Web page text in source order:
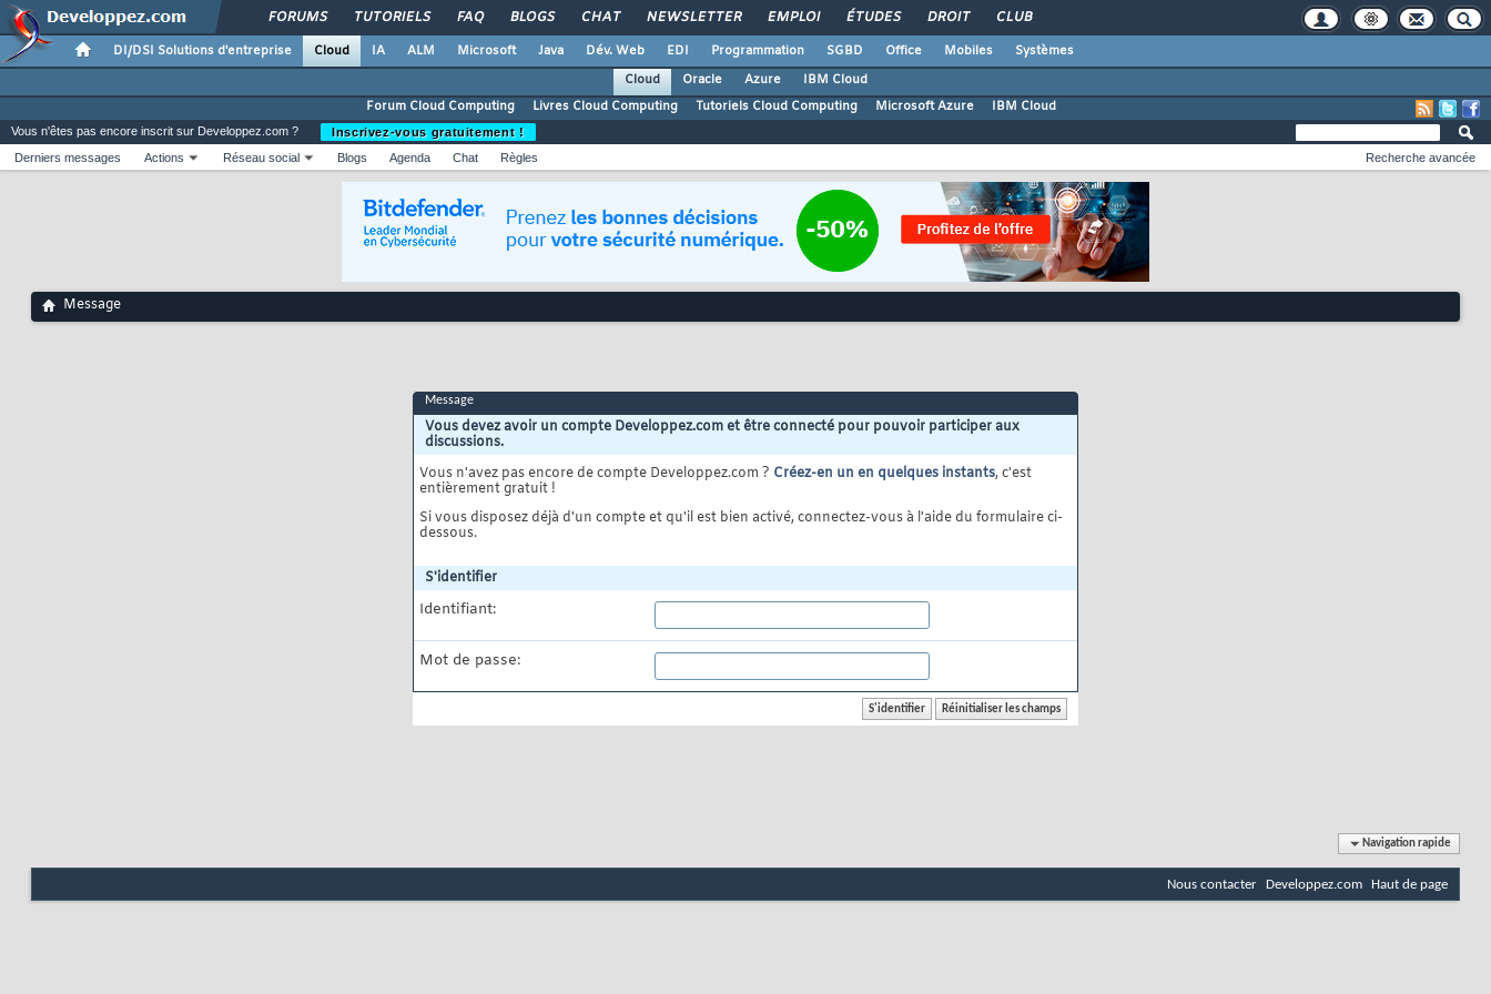
FORUMS TUTORIELS FAQ BLOGS CHAT NEWSLETTER EMPLOI ÉTUDES DROIT CLUB
DI/DSI Solutions d'entreprise Cloud IA ALM Microsoft Java Dév. Web EDI Programmation SGBD Office Mobiles
Systèmes
Cloud
Oracle Azure
IBM Cloud
Forum Cloud Computing
Livres Cloud Computing Tutoriels Cloud Computing Microsoft Azure IBM Cloud
Vous n'êtes pas encore inscrit sur Developpez.com ?
Inscrivez-vous gratuitement !
Derniers messages
Actions Réseau social Blogs Agenda Chat Règles Recherche avancée
Message
Message
Vous devez avoir un compte Developpez.com et être connecté pour pouvoir participer aux
discussions.
Vous n'avez pas encore de compte Developpez.com ? Créez-en un en quelques instants, c'est
entièrement gratuit !
Si vous disposez déjà d'un compte et qu'il est bien activé, connectez-vous à l'aide du formulaire ci-
dessous.
S'identifier
Identifiant:
Mot de passe:
Navigation rapide
Nous contacter Developpez.com Haut de page